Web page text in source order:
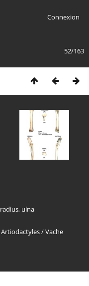
Connexion
52/163
radius, ulna
Artiodactyles/Vache